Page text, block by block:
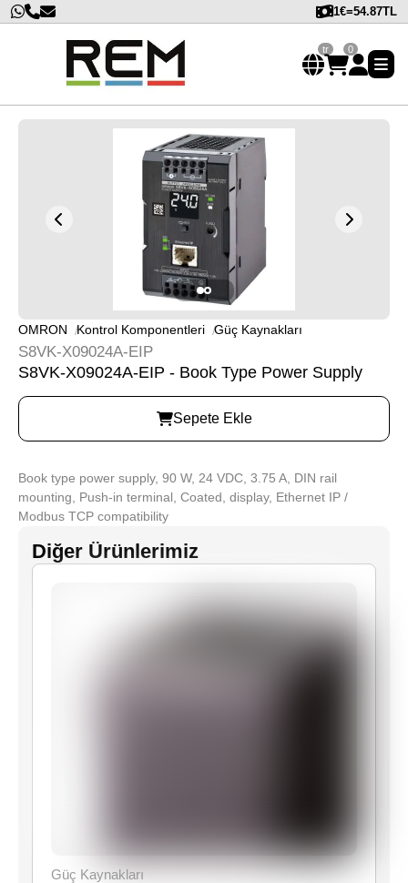
1€=54.87TL
tr 0
OMRON Kontrol Komponentleri Güç Kaynakları
S8VK-X09024A-EIP
S8VK-X09024A-EIP - Book Type Power Supply
Sepete Ekle
Book type power supply, 90 W, 24 VDC, 3.75 A, DIN rail
mounting, Push-in terminal, Coated, display, Ethernet IP /
Modbus TCP compatibility
Diğer Ürünlerimiz
Güç Kaynakları